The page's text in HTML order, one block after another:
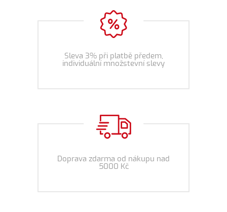
Sleva 3% při platbě předem,
individuální množstevní slevy
Doprava zdarma od nákupu nad
5000 Kč